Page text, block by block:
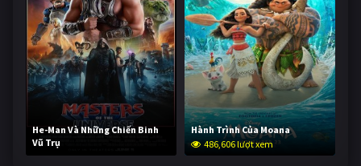
He-Man Và Những Chiến Binh
Vũ Trụ
234,828 lượt xem
Hành Trình Của Moana
486,606 lượt xem